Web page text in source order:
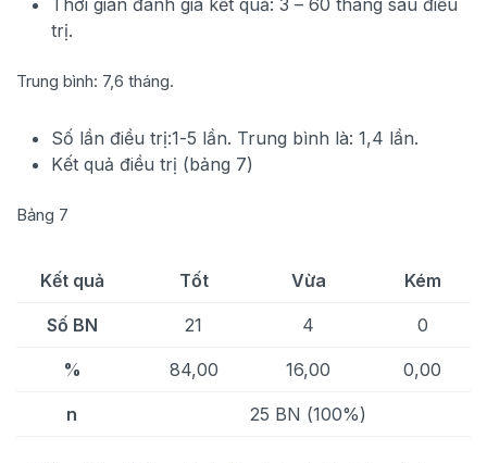
Thời gian đánh giá kết quả: 3 – 60 tháng sau điều
trị.
Trung bình: 7,6 tháng.
Số lần điều trị:1-5 lần. Trung bình là: 1,4 lần.
Kết quả điều trị (bảng 7)
Bảng 7
Kết quả Tốt Vừa Kém
Số BN 21 4 0
% 84,00 16,00 0,00
n 25 BN (100%)